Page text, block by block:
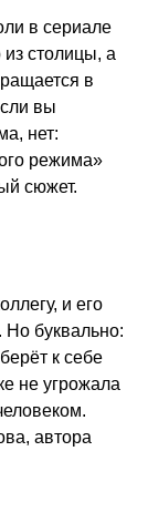
в сериале
столицы, а
в
вы
нет:
режима»
сюжет.
и его
буквально:
к себе
не угрожала
автора